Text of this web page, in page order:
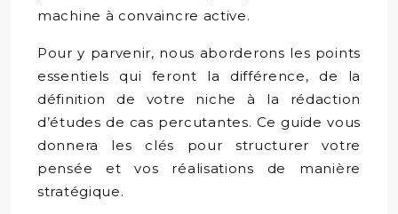
machine à convaincre active.
Pour y parvenir, nous aborderons les points
essentiels qui feront la différence, de la
définition de votre niche à la rédaction
d’études de cas percutantes. Ce guide vous
donnera les clés pour structurer votre
pensée et vos réalisations de manière
stratégique.